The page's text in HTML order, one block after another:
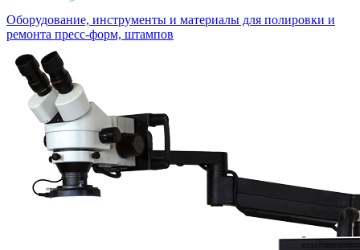
Оборудование, инструменты и материалы для полировки и
ремонта пресс-форм, штампов